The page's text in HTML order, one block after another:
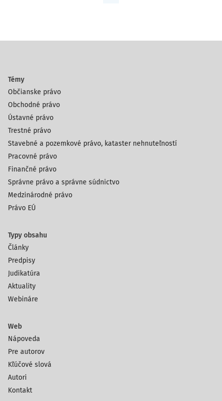
Témy
Občianske právo
Obchodné právo
Ústavné právo
Trestné právo
Stavebné a pozemkové právo, kataster nehnuteľností
Pracovné právo
Finančné právo
Správne právo a správne súdnictvo
Medzinárodné právo
Právo EÚ
Typy obsahu
Články
Predpisy
Judikatúra
Aktuality
Webináre
Web
Nápoveda
Pre autorov
Kľúčové slová
Autori
Kontakt